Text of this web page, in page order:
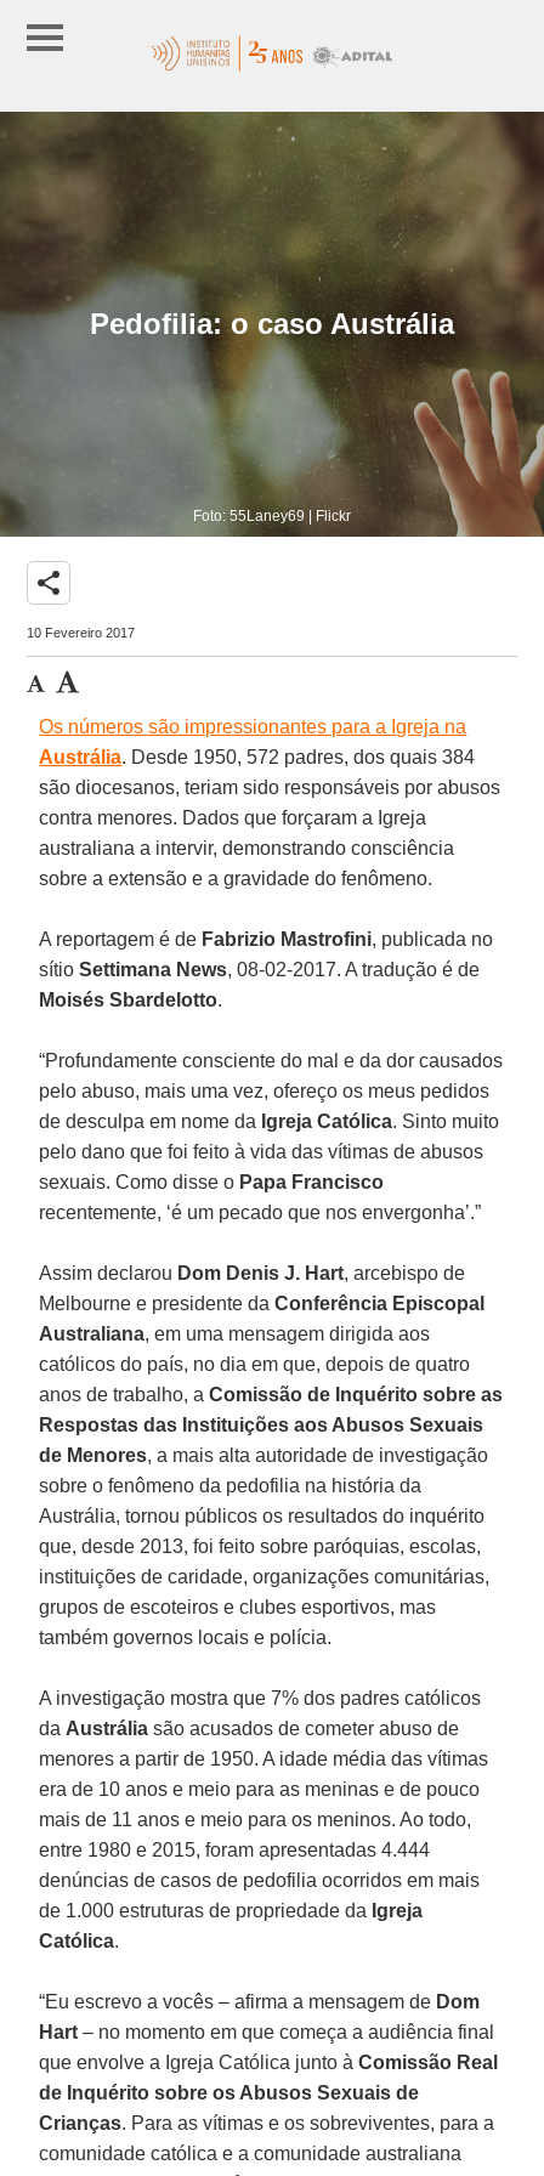
Pedofilia: o caso Austrália
Foto: 55Laney69 | Flickr
share
10 Fevereiro 2017
Os números são impressionantes para a Igreja na
Austrália. Desde 1950, 572 padres, dos quais 384
são diocesanos, teriam sido responsáveis por abusos
contra menores. Dados que forçaram a Igreja
australiana a intervir, demonstrando consciência
sobre a extensão e a gravidade do fenômeno.
A reportagem é de Fabrizio Mastrofini, publicada no
sítioSettimana News, 08-02-2017. A tradução é de
Moisés Sbardelotto.
“Profundamente consciente do mal e da dor causados
pelo abuso, mais uma vez, ofereço os meus pedidos
de desculpa em nome da Igreja Católica. Sinto muito
pelo dano que foi feito à vida das vítimas de abusos
sexuais. Como disse o Papa Francisco
recentemente, ‘é um pecado que nos envergonha’.”
Assim declarou Dom Denis J. Hart, arcebispo de
Melbourne e presidente daConferência Episcopal
Australiana, em uma mensagem dirigida aos
católicos do país, no dia em que, depois de quatro
anos de trabalho, aComissão de Inquérito sobre as
Respostas das Instituições aos Abusos Sexuais
de Menores, a mais alta autoridade de investigação
sobre o fenômeno da pedofilia na história da
Austrália, tornou públicos os resultados do inquérito
que, desde 2013, foi feito sobre paróquias, escolas,
instituições de caridade, organizações comunitárias,
grupos de escoteiros e clubes esportivos, mas
também governos locais e polícia.
A investigação mostra que 7% dos padres católicos
da Austrália são acusados de cometer abuso de
menores a partir de 1950. A idade média das vítimas
era de 10 anos e meio para as meninas e de pouco
mais de 11 anos e meio para os meninos. Ao todo,
entre 1980 e 2015, foram apresentadas 4.444
denúncias de casos de pedofilia ocorridos em mais
de 1.000 estruturas de propriedade da Igreja
Católica.
“Eu escrevo a vocês – afirma a mensagem de Dom
Hart – no momento em que começa a audiência final
que envolve a Igreja Católica junto àComissão Real
de Inquérito sobre os Abusos Sexuais de
Crianças. Para as vítimas e os sobreviventes, para a
comunidade católica e a comunidade australiana